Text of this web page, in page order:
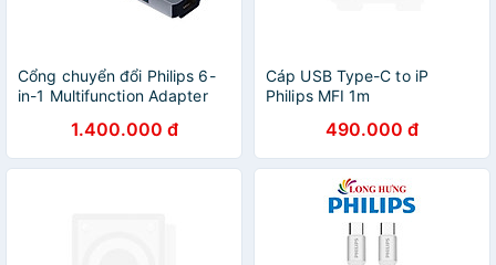
Cổng chuyển đổi Philips 6-
in-1 Multifunction Adapter
Hàng chính hãng
1.400.000 đ
Cáp USB Type-C to iP
Philips MFI 1m
490.000 đ